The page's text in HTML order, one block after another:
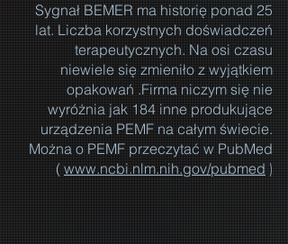
Sygnał BEMER ma historię ponad 25
lat. Liczba korzystnych doświadczeń
terapeutycznych. Na osi czasu
niewiele się zmieniło z wyjątkiem
opakowań .Firma niczym się nie
wyróżnia jak 184 inne produkujące
urządzenia PEMF na całym świecie.
Można o PEMF przeczytać w PubMed
( www.ncbi.nlm.nih.gov/pubmed )